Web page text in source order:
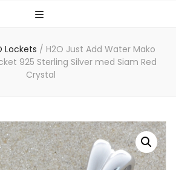
Lockets / H2O Just Add Water Mako
925 Sterling Silver med Siam Red
Crystal